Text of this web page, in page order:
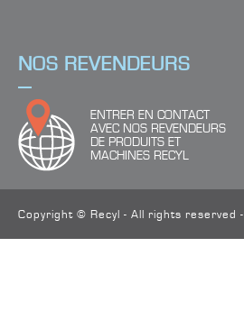
NOS REVENDEURS
ENTRER EN CONTACT
AVEC NOS REVENDEURS
DE PRODUITS ET
MACHINES RECYL
Copyright © Recyl - All rights reserved -